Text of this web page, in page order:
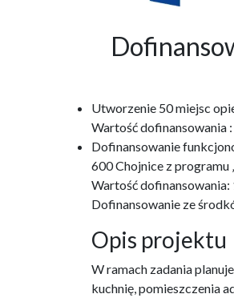
Utworzenie 50 miejsc
Wartość dofinansowania
Dofinansowanie
600 Chojnice z
Wartość dofinansowania:
Dofinansowanie ze
Opis projektu
W ramach zadania
kuchnię, pomieszczenia